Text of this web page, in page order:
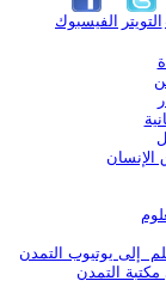
الفيسبوك التويتر
الإنسان
إلى يوتيوب التمدن
التمدن